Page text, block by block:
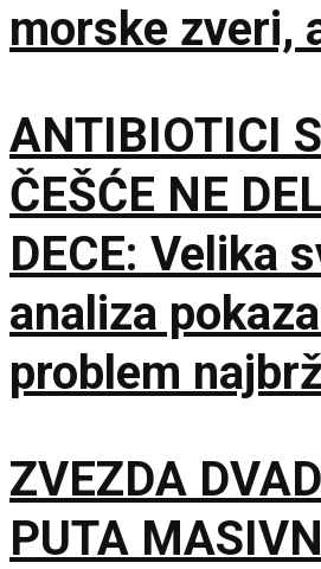
morske zveri,
ANTIBIOTICI
ČEŠĆE NE
DECE: Velika
analiza
problem
ZVEZDA
PUTA